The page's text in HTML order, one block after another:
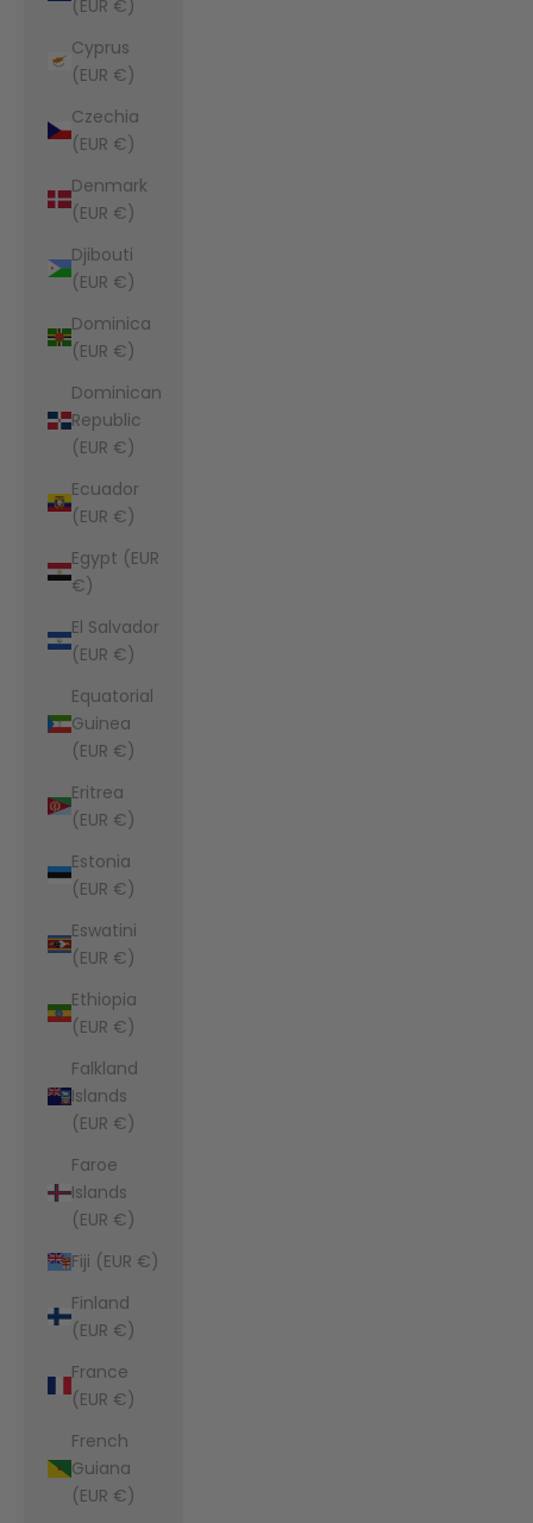
(EUR €)
Cyprus
(EUR €)
Czechia
(EUR €)
Denmark
(EUR €)
Djibouti
(EUR €)
Dominica
(EUR €)
Dominican
Republic
(EUR €)
Ecuador
(EUR €)
Egypt (EUR
€)
El Salvador
(EUR €)
Equatorial
Guinea
(EUR €)
Eritrea
(EUR €)
Estonia
(EUR €)
Eswatini
(EUR €)
Ethiopia
(EUR €)
Falkland
Islands
(EUR €)
Faroe
Islands
(EUR €)
Fiji (EUR €)
Finland
(EUR €)
France
(EUR €)
French
Guiana
(EUR €)